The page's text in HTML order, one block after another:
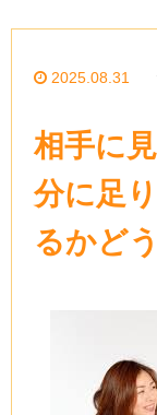
2025.08.31
相手に
分に足
るかど